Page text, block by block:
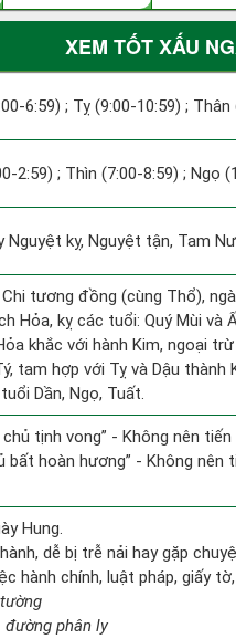
XEM TỐT XẤU
6:59) ; Tỵ (9:00-10:59) ;
2:59) ; Thìn (7:00-8:59) ; Ngọ
Nguyệt kỵ, Nguyệt tận, Tam
tương đồng (cùng Thổ),
Hỏa, kỵ các tuổi: Quý Mùi và
khắc với hành Kim, ngoại
tam hợp với Tỵ và Dậu
Dần, Ngọ, Tuất.
chủ tịnh vong” - Không nên
bất hoàn hương” - Không
Hung.
dễ bị trễ nải hay gặp
hành chính, luật pháp, giấy
đường phân ly